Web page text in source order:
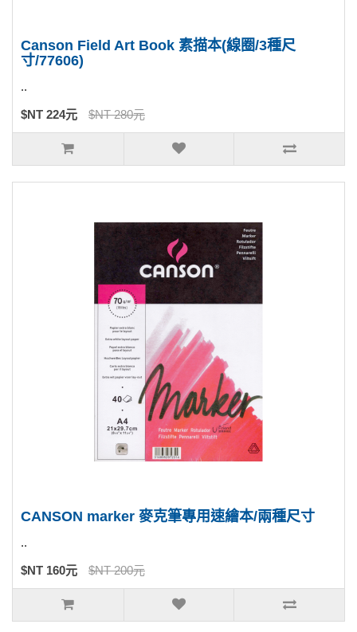
Canson Field Art Book 素描本(線圈/3種尺
寸/77606)
..
$NT 224元 $NT 280元
CANSON marker 麥克筆專用速繪本/兩種尺寸
..
$NT 160元 $NT 200元